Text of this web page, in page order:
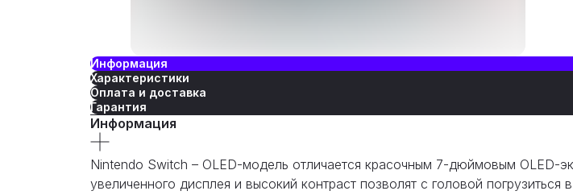
Информация
Характеристики
Оплата и доставка
Гарантия
Информация
Nintendo Switch – OLED-модель отличается красочным 7-дюймовым OLED-
увеличенного дисплея и высокий контраст позволят с головой